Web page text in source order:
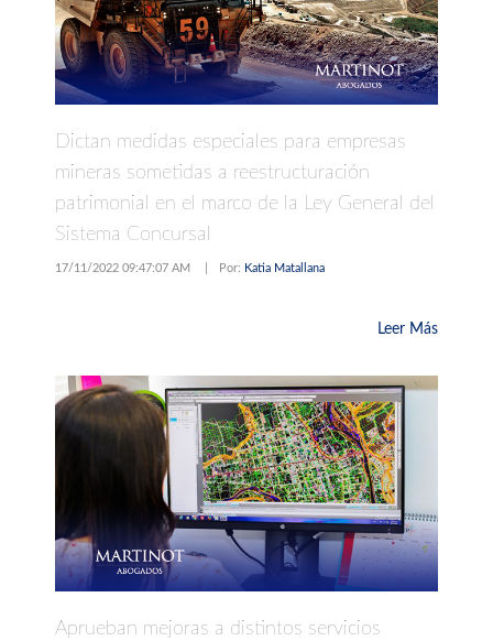
Dictan medidas especiales para empresas
mineras sometidas a reestructuración
patrimonial en el marco de la Ley General del
Sistema Concursal
17/11/2022 09:47:07 AM Por: Katia Matallana
Leer Más
Aprueban mejoras a distintos servicios